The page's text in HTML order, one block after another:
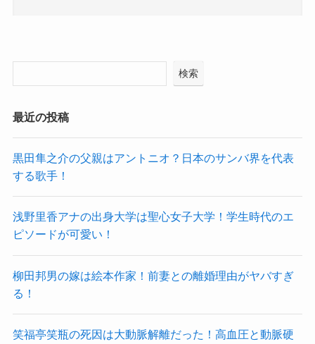
検索
最近の投稿
黒田隼之介の父親はアントニオ？日本のサンバ界を代表
する歌手！
浅野里香アナの出身大学は聖心女子大学！学生時代のエ
ピソードが可愛い！
柳田邦男の嫁は絵本作家！前妻との離婚理由がヤバすぎ
る！
笑福亭笑瓶の死因は大動脈解離だった！高血圧と動脈硬